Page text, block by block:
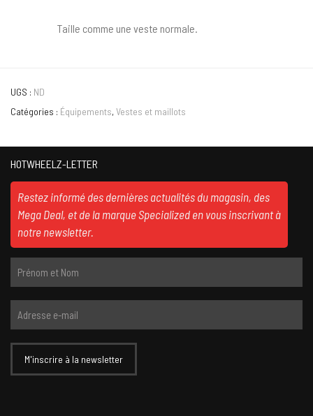
Taille comme une veste normale.
UGS : ND
Catégories : Équipements, Vestes et maillots
HOTWHEELZ-LETTER
Restez informé des dernières actualités du magasin, des
Mega Deal, et de la marque Specialized en vous inscrivant à
notre newsletter.